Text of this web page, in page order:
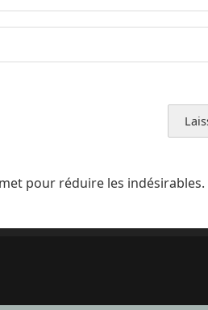
pour réduire les indésirables.